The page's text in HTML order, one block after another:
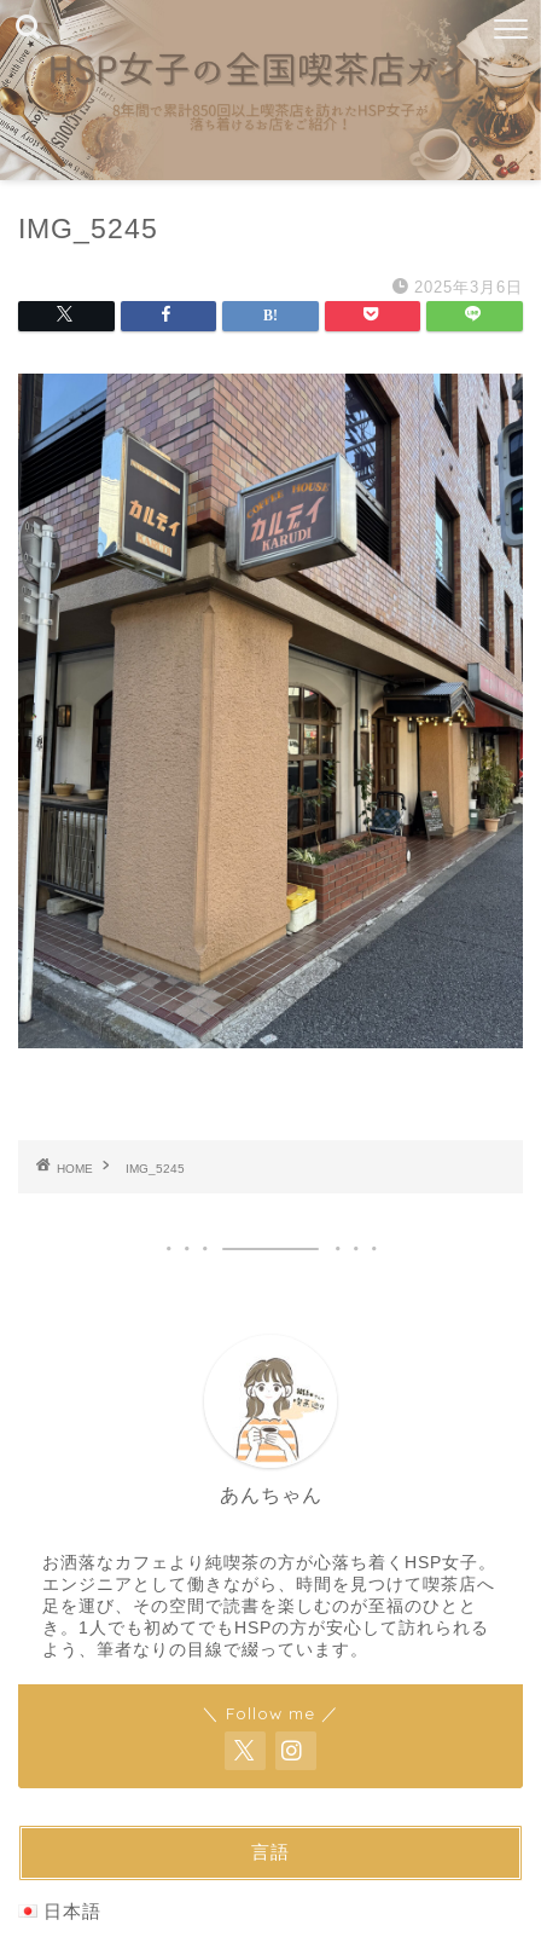
IMG_5245
2025年3月6日
HOME IMG_5245
あんちゃん
お洒落なカフェより純喫茶の方が心落ち着くHSP女子。
エンジニアとして働きながら、時間を見つけて喫茶店へ
足を運び、その空間で読書を楽しむのが至福のひとと
き。1人でも初めてでもHSPの方が安心して訪れられる
よう、筆者なりの目線で綴っています。
＼ Follow me ／
言語
日本語